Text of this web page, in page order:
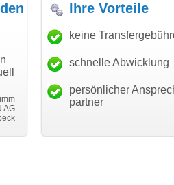
den schnellen
guten Service!"
Thomas Schäfer
communication GmbH
"Ich bin
haben. Die
mein
Ihre Vorteile
keine
schnelle Abwicklung
persönlicher
partner